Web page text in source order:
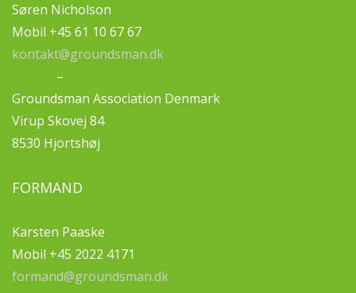
Søren Nicholson
Mobil +45 61 10 67 67
kontakt@groundsman.dk
–
Groundsman Association Denmark
Virup Skovej 84
8530 Hjortshøj
FORMAND
Karsten Paaske
Mobil +45 2022 4171
formand@groundsman.dk